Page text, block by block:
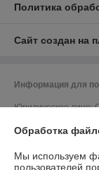
Политика
Сайт создан на
Информация для
Юридическое лицо:
УНП: 700033502
Обработка
Мы используем
пользователей